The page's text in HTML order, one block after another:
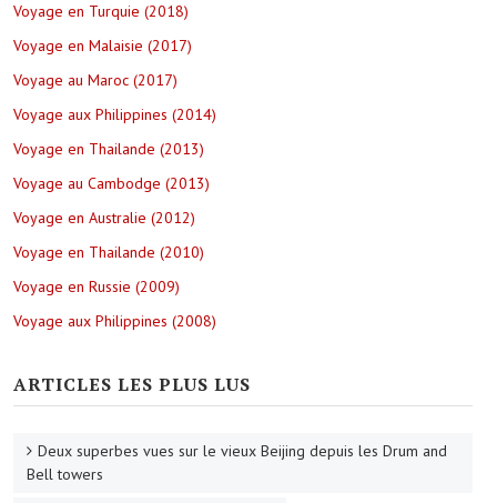
Voyage en Turquie (2018)
Voyage en Malaisie (2017)
Voyage au Maroc (2017)
Voyage aux Philippines (2014)
Voyage en Thailande (2013)
Voyage au Cambodge (2013)
Voyage en Australie (2012)
Voyage en Thailande (2010)
Voyage en Russie (2009)
Voyage aux Philippines (2008)
ARTICLES LES PLUS LUS
Deux superbes vues sur le vieux Beijing depuis les Drum and
Bell towers